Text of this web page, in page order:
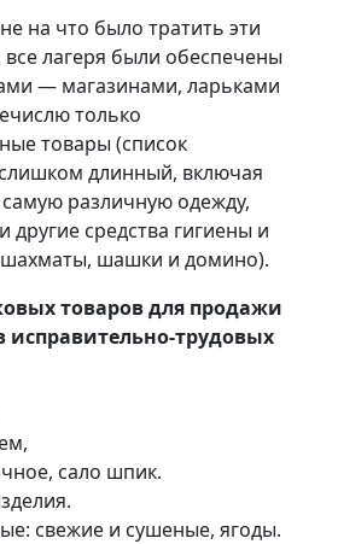
на что было тратить эти
лагеря были обеспечены
— магазинами, ларьками
только
товары (список
длинный, включая
самую различную одежду,
другие средства гигиены и
шашки и домино).
товаров для продажи
трудовых
сало шпик.
свежие и сушеные, ягоды.